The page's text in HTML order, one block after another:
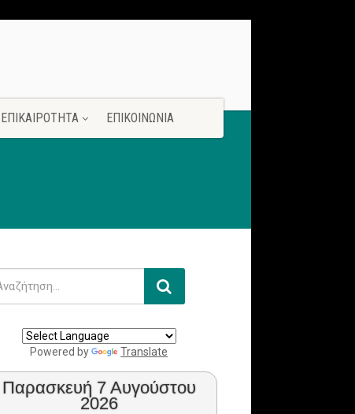
ΕΠΙΚΑΙΡΟΤΗΤΑ ΕΠΙΚΟΙΝΩΝΙΑ
Powered by Translate
Παρασκευή 7 Αυγούστου
2026